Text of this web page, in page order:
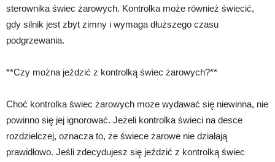
sterownika świec żarowych. Kontrolka może również świecić,
gdy silnik jest zbyt zimny i wymaga dłuższego czasu
podgrzewania.
**Czy można jeździć z kontrolką świec żarowych?**
Choć kontrolka świec żarowych może wydawać się niewinna, nie
powinno się jej ignorować. Jeżeli kontrolka świeci na desce
rozdzielczej, oznacza to, że świece żarowe nie działają
prawidłowo. Jeśli zdecydujesz się jeździć z kontrolką świec